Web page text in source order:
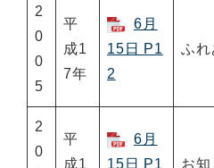
2
0
0
5
平
成1
7年
6月
15日 P1
2
ふれ
2
0
平
成1
6月
15日 P1
お知